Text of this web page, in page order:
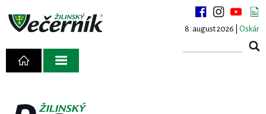
8. august 2026 | Oskár